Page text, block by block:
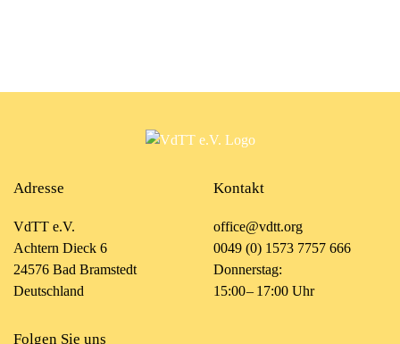
Adresse
VdTT e.V.
Achtern Dieck 6
24576 Bad Bramstedt
Deutschland
Kontakt
office@vdtt.org
0049 (0) 1573 7757 666
Donnerstag:
15:00 – 17:00 Uhr
Folgen Sie uns